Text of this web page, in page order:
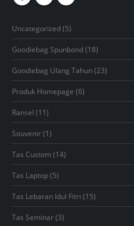
Uncategorized 55
products
Goodiebag Spunbond 1818
products
Goodiebag Ulang Tahun 2323
products
Produk Homepage 66
products
Ransel 1111
products
Souvenir 11
product
Tas Custom 1414
products
Tas Laptop 55
products
Tas Lebaran Idul Fitri 1515
products
Tas Seminar 33